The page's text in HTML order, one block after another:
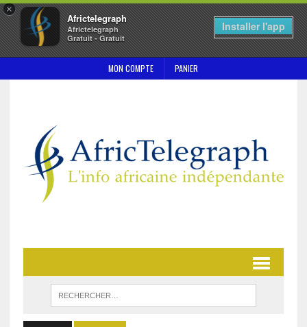
×
Africtelegraph
Africtelegraph
Gratuit - Gratuit
Installer l'app
MON COMPTE PANIER